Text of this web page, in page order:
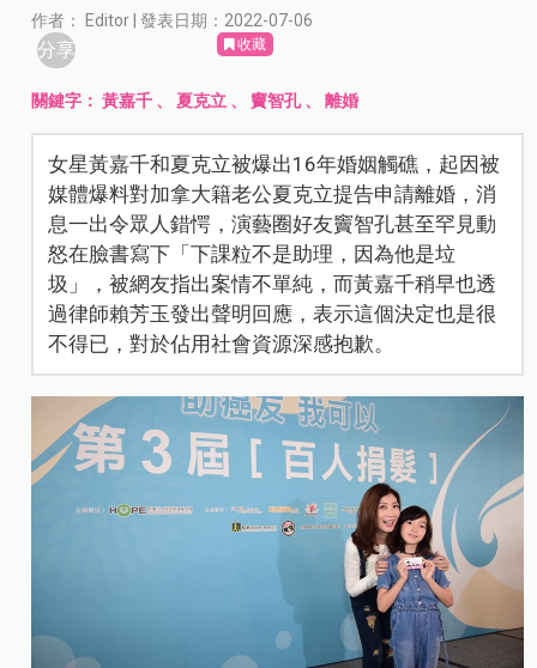
作者： Editor | 發表日期：2022-07-06
分享 收藏
關鍵字：黃嘉千 、夏克立 、竇智孔、離婚
女星黃嘉千和夏克立被爆出16年婚姻觸礁，起因被
媒體爆料對加拿大籍老公夏克立提告申請離婚，消
息一出令眾人錯愕，演藝圈好友竇智孔甚至罕見動
怒在臉書寫下「下課粒不是助理，因為他是垃
圾」，被網友指出案情不單純，而黃嘉千稍早也透
過律師賴芳玉發出聲明回應，表示這個決定也是很
不得已，對於佔用社會資源深感抱歉。